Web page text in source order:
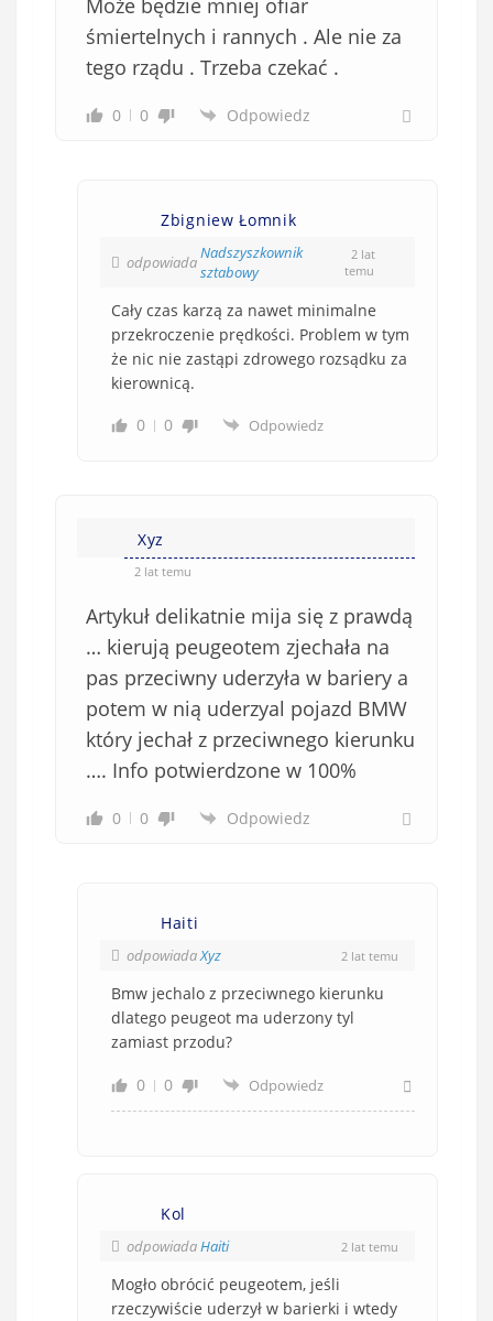
Może będzie mniej ofiar
śmiertelnych i rannych . Ale nie za
tego rządu . Trzeba czekać .
0 0 Odpowiedz
Zbigniew Łomnik
odpowiadaNadszyszkownik
sztabowy
2 lat
temu
Cały czas karzą za nawet minimalne
przekroczenie prędkości. Problem w tym
że nic nie zastąpi zdrowego rozsądku za
kierownicą.
0
0 Odpowiedz
Xyz
2 lat temu
Artykuł delikatnie mija się z prawdą
… kierują peugeotem zjechała na
pas przeciwny uderzyła w bariery a
potem w nią uderzyal pojazd BMW
który jechał z przeciwnego kierunku
…. Info potwierdzone w 100%
0 0 Odpowiedz
Haiti
odpowiadaXyz 2 lat temu
Bmw jechalo z przeciwnego kierunku
dlatego peugeot ma uderzony tyl
zamiast przodu?
0 0 Odpowiedz
Kol
odpowiadaHaiti 2 lat temu
Mogło obrócić peugeotem, jeśli
rzeczywiście uderzył w barierki i wtedy